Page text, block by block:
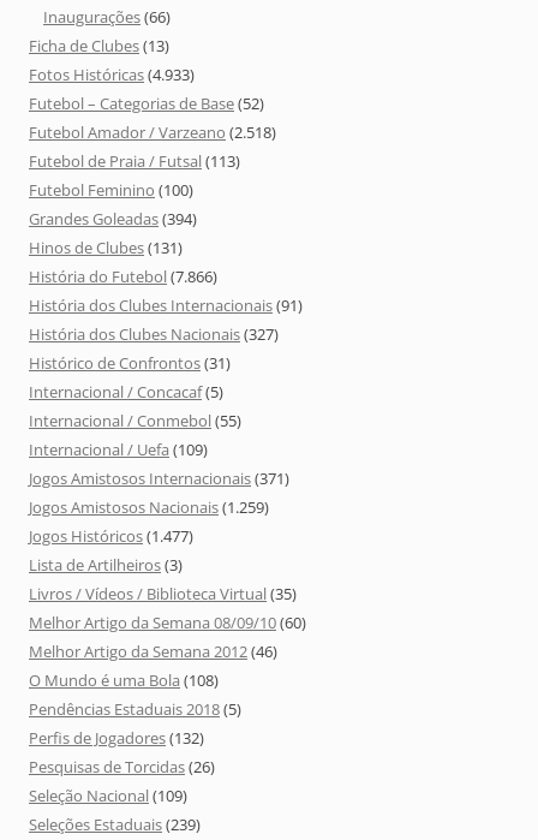
Inaugurações(66)
Ficha de Clubes(13)
Fotos Históricas(4.933)
Futebol – Categorias de Base(52)
Futebol Amador / Varzeano (2.518)
Futebol de Praia / Futsal(113)
Futebol Feminino (100)
Grandes Goleadas(394)
Hinos de Clubes(131)
História do Futebol(7.866)
História dos Clubes Internacionais(91)
História dos Clubes Nacionais(327)
Histórico de Confrontos(31)
Internacional / Concacaf(5)
Internacional / Conmebol(55)
Internacional / Uefa (109)
Jogos Amistosos Internacionais(371)
Jogos Amistosos Nacionais(1.259)
Jogos Históricos(1.477)
Lista de Artilheiros(3)
Livros / Vídeos / Biblioteca Virtual(35)
Melhor Artigo da Semana 08/09/10(60)
Melhor Artigo da Semana 2012(46)
O Mundo é uma Bola (108)
Pendências Estaduais 2018(5)
Perfis de Jogadores(132)
Pesquisas de Torcidas(26)
Seleção Nacional(109)
Seleções Estaduais(239)